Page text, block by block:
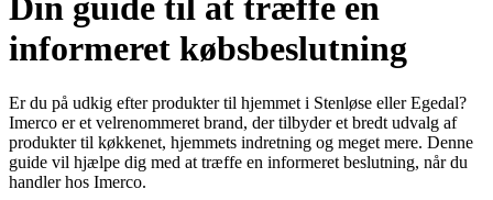
Din guide til at træffe en
informeret købsbeslutning
Er du på udkig efter produkter til hjemmet i Stenløse eller Egedal?
Imerco er et velrenommeret brand, der tilbyder et bredt udvalg af
produkter til køkkenet, hjemmets indretning og meget mere. Denne
guide vil hjælpe dig med at træffe en informeret beslutning, når du
handler hos Imerco.